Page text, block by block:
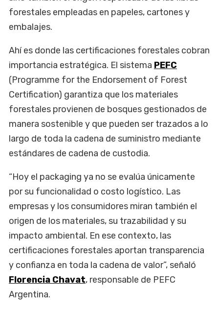
forestales empleadas en papeles, cartones y
embalajes.
Ahí es donde las certificaciones forestales cobran
importancia estratégica. El sistema PEFC
(Programme for the Endorsement of Forest
Certification) garantiza que los materiales
forestales provienen de bosques gestionados de
manera sostenible y que pueden ser trazados a lo
largo de toda la cadena de suministro mediante
estándares de cadena de custodia.
“Hoy el packaging ya no se evalúa únicamente
por su funcionalidad o costo logístico. Las
empresas y los consumidores miran también el
origen de los materiales, su trazabilidad y su
impacto ambiental. En ese contexto, las
certificaciones forestales aportan transparencia
y confianza en toda la cadena de valor”, señaló
Florencia Chavat, responsable de PEFC
Argentina.